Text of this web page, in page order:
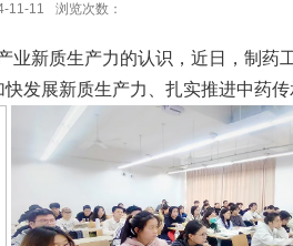
11-11 浏览次数：
新质生产力的认识，近日，制药
快发展新质生产力、扎实推进中药